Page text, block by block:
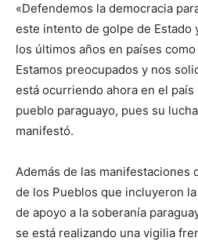
«Defendemos la democracia
este intento de golpe de Estado
los últimos años en países
Estamos preocupados y nos
está ocurriendo ahora en el
pueblo paraguayo, pues su
manifestó.
Además de las manifestaciones
de los Pueblos que incluyeron
de apoyo a la soberanía
se está realizando una vigilia